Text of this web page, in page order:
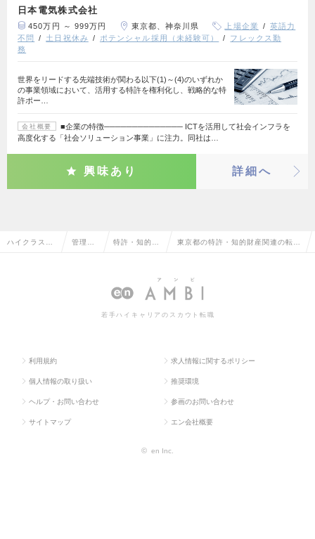
日本電気株式会社
450万円 ～ 999万円 東京都、神奈川県 上場企業
英語力
不問
土日祝休み ポテンシャル採用（未経験可）
フレックス勤
務
世界をリードする先端技術が関わる以下(1)～(4)のいずれか
の事業領域において、活用する特許を権利化し、戦略的な特
許ポー…
会社概要
■企業の特徴────────────── ICTを活用して社会インフラを
高度化する「社会ソリューション事業」に注力。同社は…
興味あり 詳細へ
ハイクラス求 管理部 特許・知的財 東京都の特許・知的財産関連の転
若手ハイキャリアのスカウト転職
利用規約 求人情報に関するポリシー
個人情報の取り扱い 推奨環境
ヘルプ・お問い合わせ 参画のお問い合わせ
サイトマップ エン会社概要
© en Inc.